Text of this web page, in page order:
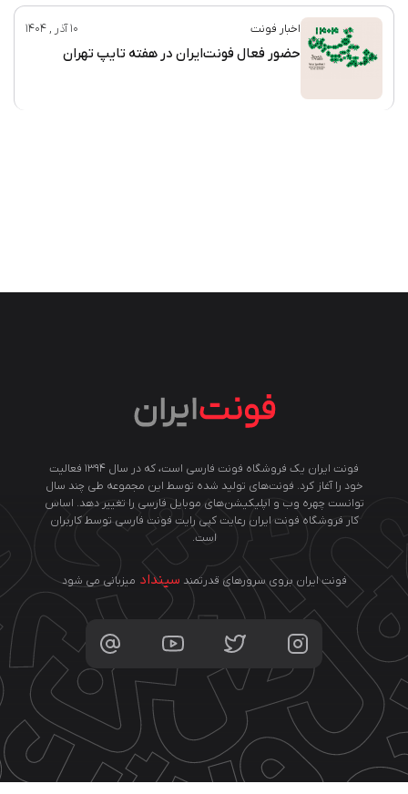
اخبار فونت 10 آذر , 1404
حضور فعال فونت‌ایران در هفته تایپ تهران
فونت ایران یک فروشگاه فونت فارسی است، که در سال ۱۳۹۴ فعالیت
خود را آغاز کرد. فونت‌های تولید شده توسط این مجموعه طی چند سال
توانست چهره وب و اپلیکیشن‌های موبایل فارسی را تغییر دهد. اساس
کار فروشگاه فونت ایران رعایت کپی رایت فونت فارسی توسط کاربران
است.
فونت ایران بروی سرورهای قدرتمند سینداد میزبانی می شود